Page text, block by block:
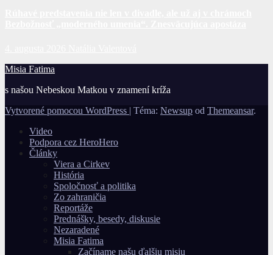
Misia Fatima
s našou Nebeskou Matkou v znamení kríža
Vytvorené pomocou WordPress | Téma: Newsup od Themeansar.
Video
Podpora cez HeroHero
Články
Viera a Cirkev
História
Spoločnosť a politika
Zo zahraničia
Reportáže
Prednášky, besedy, diskusie
Nezaradené
Misia Fatima
Začíname našu ďalšiu misiu